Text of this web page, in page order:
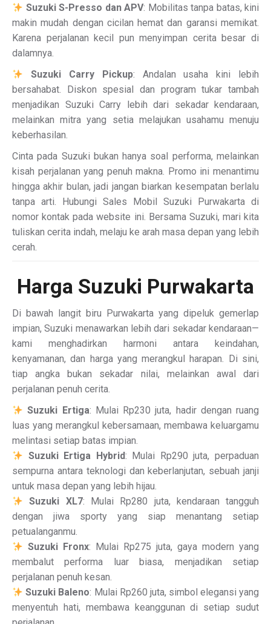
Suzuki S-Presso dan APV: Mobilitas tanpa batas, kini
makin mudah dengan cicilan hemat dan garansi memikat.
Karena perjalanan kecil pun menyimpan cerita besar di
dalamnya.
Suzuki Carry Pickup: Andalan usaha kini lebih
bersahabat. Diskon spesial dan program tukar tambah
menjadikan Suzuki Carry lebih dari sekadar kendaraan,
melainkan mitra yang setia melajukan usahamu menuju
keberhasilan.
Cinta pada Suzuki bukan hanya soal performa, melainkan
kisah perjalanan yang penuh makna. Promo ini menantimu
hingga akhir bulan, jadi jangan biarkan kesempatan berlalu
tanpa arti. Hubungi Sales Mobil Suzuki Purwakarta di
nomor kontak pada website ini. Bersama Suzuki, mari kita
tuliskan cerita indah, melaju ke arah masa depan yang lebih
cerah.
Harga Suzuki Purwakarta
Di bawah langit biru Purwakarta yang dipeluk gemerlap
impian, Suzuki menawarkan lebih dari sekadar kendaraan—
kami menghadirkan harmoni antara keindahan,
kenyamanan, dan harga yang merangkul harapan. Di sini,
tiap angka bukan sekadar nilai, melainkan awal dari
perjalanan penuh cerita.
Suzuki Ertiga: Mulai Rp230 juta, hadir dengan ruang
luas yang merangkul kebersamaan, membawa keluargamu
melintasi setiap batas impian.
Suzuki Ertiga Hybrid: Mulai Rp290 juta, perpaduan
sempurna antara teknologi dan keberlanjutan, sebuah janji
untuk masa depan yang lebih hijau.
Suzuki XL7: Mulai Rp280 juta, kendaraan tangguh
dengan jiwa sporty yang siap menantang setiap
petualanganmu.
Suzuki Fronx: Mulai Rp275 juta, gaya modern yang
membalut performa luar biasa, menjadikan setiap
perjalanan penuh kesan.
Suzuki Baleno: Mulai Rp260 juta, simbol elegansi yang
menyentuh hati, membawa keanggunan di setiap sudut